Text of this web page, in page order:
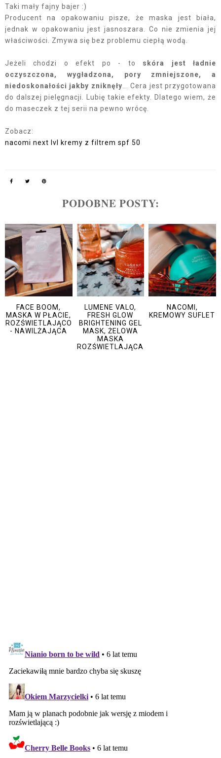
Taki mały fajny bajer :)
Producent na opakowaniu pisze, że maska jest biała,
jednak w opakowaniu jest jasnoszara. Co nie zmienia jej
właściwości. Zmywa się bez problemu ciepłą wodą.
Jeżeli chodzi o efekt po - to
skóra jest ładnie
oczyszczona, wygładzona, pory zmniejszone, a
niedoskonałości jakby zniknęły ... Cera jest przygotowana
do dalszej pielęgnacji. Lubię takie efekty. Dlatego wiem, że
do maseczek z tej serii na pewno wrócę.
Zobacz:
nacomi next lvl kremy z filtrem spf 50
PODOBNE POSTY:
FACE BOOM,
MASKA W PŁACIE,
ROZŚWIETLAJĄCO
- NAWILŻAJĄCA
LUMENE VALO,
FRESH GLOW
BRIGHTENING GEL
MASK, ŻELOWA
MASKA
ROZŚWIETLAJĄCA
NACOMI,
KREMOWY SUFLET